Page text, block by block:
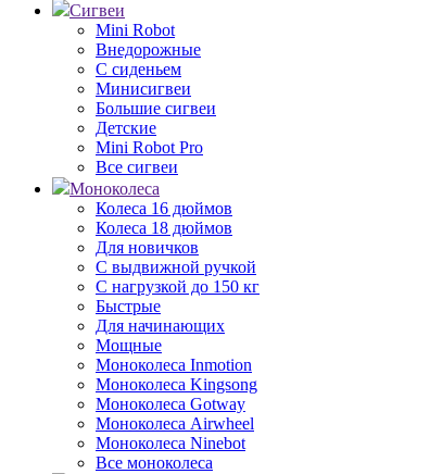
Сигвеи
Mini Robot
Внедорожные
С сиденьем
Минисигвеи
Большие сигвеи
Детские
Mini Robot Pro
Все сигвеи
Моноколеса
Колеса 16 дюймов
Колеса 18 дюймов
Для новичков
С выдвижной ручкой
С нагрузкой до 150 кг
Быстрые
Для начинающих
Мощные
Моноколеса Inmotion
Моноколеса Kingsong
Моноколеса Gotway
Моноколеса Airwheel
Моноколеса Ninebot
Все моноколеса